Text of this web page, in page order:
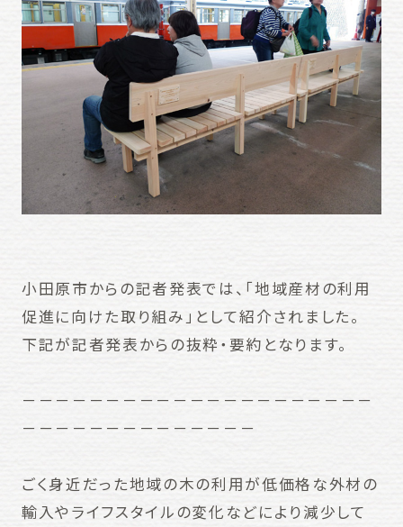
小田原市からの記者発表では、「地域産材の利用
促進に向けた取り組み」として紹介されました。
下記が記者発表からの抜粋・要約となります。
－－－－－－－－－－－－－－－－－－－－－
－－－－－－－－－－－－－－
ごく身近だった地域の木の利用が低価格な外材の
輸入やライフスタイルの変化などにより減少して